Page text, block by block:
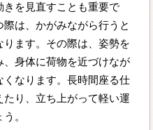
を見直すことも重要で
は、かがみながら行うと
ます。その際は、姿勢を
身体に荷物を近づけなが
くなります。長時間座る仕
り、立ち上がって軽い運
。